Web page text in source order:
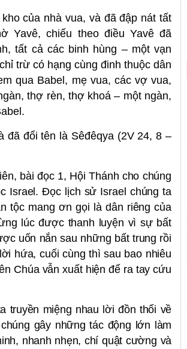
của nhà vua, và đã đập nát tất
Yavê, chiếu theo điều Yavê đã
tất cả các binh hùng – một vạn
trừ có hạng cùng đinh thuộc dân
qua Babel, mẹ vua, các vợ vua,
thợ rèn, thợ khoá – một ngàn,
đã đổi tên là Sêđêqya (2V 24, 8 –
bài đọc 1, Hội Thánh cho chúng
Israel. Đọc lịch sử Israel chúng ta
tộc mang ơn gọi là dân riêng của
lúc được thanh luyện vì sự bất
uốn nắn sau những bất trung rồi
hứa, cuối cùng thì sau bao nhiêu
Chúa vẫn xuất hiện để ra tay cứu
truyền miệng nhau lời đồn thổi về
gây những tác động lớn làm
nhanh nhẹn, chí quật cường và